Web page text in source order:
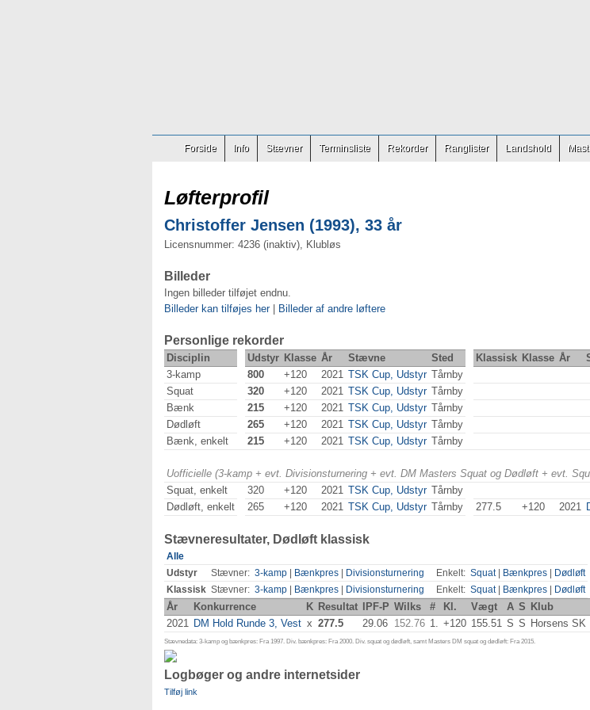
Forside Info Stævner Terminsliste Rekorder Ranglister Landshold
Løfterprofil
Christoffer Jensen (1993), 33 år
Licensnummer: 4236 (inaktiv), Klubløs
Billeder
Ingen billeder tilføjet endnu.
Billeder kan tilføjes her| Billeder af andre løftere
Personlige rekorder
Disciplin Udstyr Klasse År Stævne Sted Klassisk Klasse År
3-kamp
800 +120 2021 TSK Cup, Udstyr Tårnby
Squat
320 +120 2021 TSK Cup, Udstyr Tårnby
Bænk
215 +120 2021 TSK Cup, Udstyr Tårnby
Dødløft
265 +120 2021 TSK Cup, Udstyr Tårnby
Bænk, enkelt
215 +120 2021 TSK Cup, Udstyr Tårnby
Uofficielle (3-kamp + evt. Divisionsturnering + evt. DM Masters Squat og Dødløft + evt.
Squat, enkelt
320 +120 2021 TSK Cup, Udstyr Tårnby
Dødløft, enkelt
265 +120 2021 TSK Cup, Udstyr Tårnby 277.5 +120 2021
Stævneresultater, Dødløft klassisk
Alle
Udstyr
Stævner: 3-kamp Bænkpres Divisionsturnering Enkelt: Squat| Bænkpres
Dødløft
Klassisk Stævner: 3-kamp Bænkpres Divisionsturnering Enkelt: Squat| Bænkpres Dødløft
År Konkurrence K Resultat IPF-P Wilks # Kl. Vægt A S Klub
2021 DM Hold Runde 3, Vest x 277.5 29.06 152.76 1. +120 155.51 S S Horsens SK
Stævnedata: 3-kamp og bænkpres: Fra 1997. Div. bænkpres: Fra 2000. Div. squat og dødløft, samt Masters DM squat og dødløft: Fra 2015.
Logbøger og andre internetsider
Tilføj link